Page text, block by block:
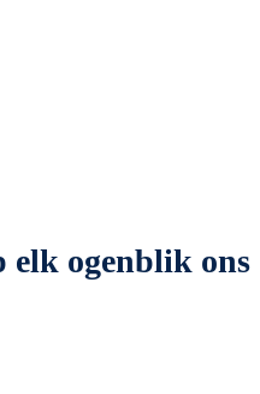
elk ogenblik ons